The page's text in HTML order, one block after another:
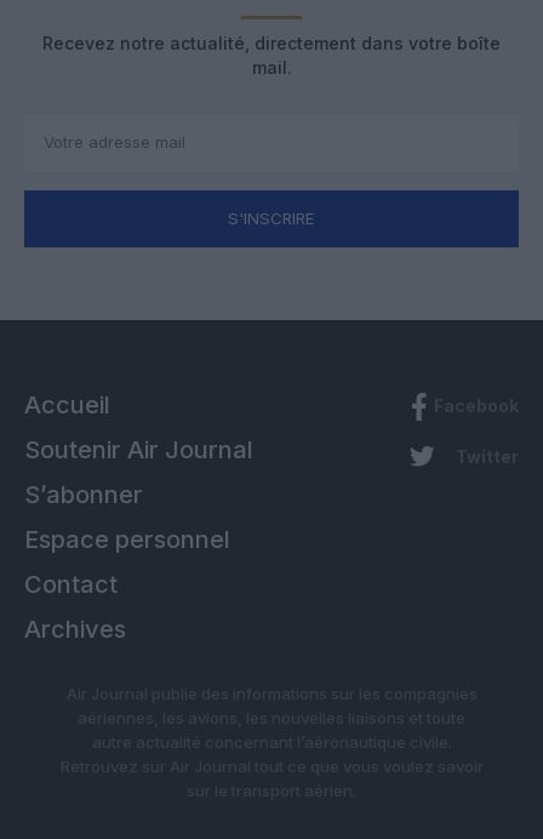
Recevez notre actualité, directement dans votre boîte
mail.
S'INSCRIRE
Accueil
Soutenir Air Journal
S’abonner
Espace personnel
Contact
Archives